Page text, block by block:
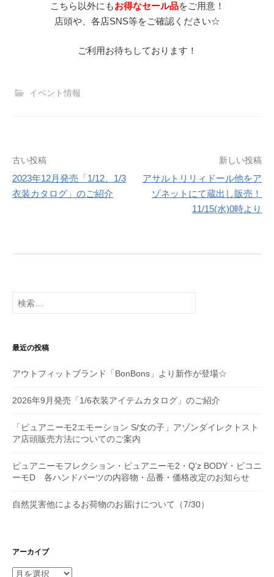
こちら以外にもお得なセール品をご用意！
店頭や、各店SNS等をご確認ください☆
ご利用お待ちしております！
イベント情報
投
稿
シ
ョ
ン
古い投稿
2023年12月発売「1/12、1/3
衣装カタログ」のご紹介
新しい投稿
アサルトリリィドール他をア
ゾネットにて蔵出し販売！
11/15(水)0時より
検
索:
最近の投稿
アウトフィットブランド「BonBons」より新作が登場☆
2026年9月発売「1/6衣装アイテムカタログ」のご紹介
「ピュアニーモ2エモーション S/女の子」アゾンダイレクトスト
ア店頭販売方法についてのご案内
ピュアニーモフレクション・ピュアニーモ2・Q’z BODY・ピコニ
ーモD 各ハンドパーツの内容物・品番・価格改定のお知らせ
自然災害他によるお荷物のお届けについて（7/30）
アーカイブ
ア